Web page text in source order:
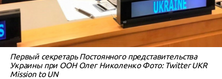
Первый секретарь Постоянного представительства
Украины при ООН Олег Николенко Фото: Twitter UKR
Mission to UN